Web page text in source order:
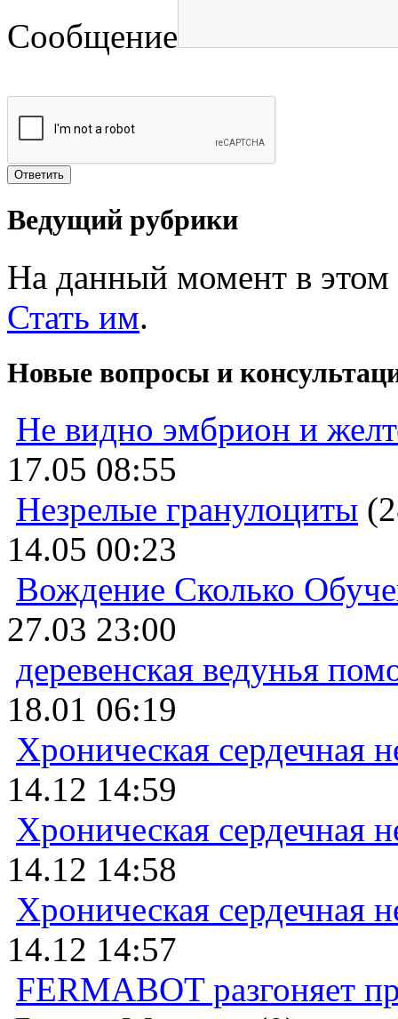
Сообщение
Ведущий рубрики
На данный момент в этом
Стать им.
Новые вопросы и
Не видно эмбрион и
17.05 08:55
Незрелые гранулоциты
14.05 00:23
Вождение Сколько
27.03 23:00
деревенская ведунья
18.01 06:19
Хроническая сердечная
14.12 14:59
Хроническая сердечная
14.12 14:58
Хроническая сердечная
14.12 14:57
FERMABOT разгоняет